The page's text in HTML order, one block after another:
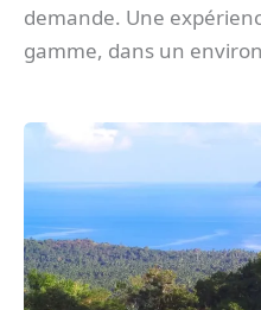
demande. Une
gamme, dans un